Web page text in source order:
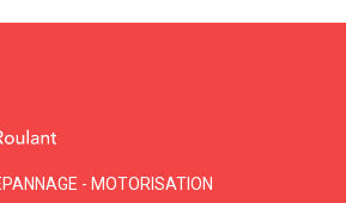
- MOTORISATION